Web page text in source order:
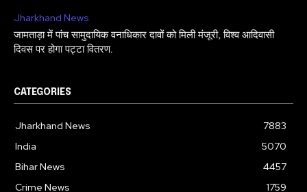
Jharkhand News
जामताड़ा में पांच सामुदायिक वनाधिकार दावों को मिली मंजूरी, विश्व आदिवासी
दिवस पर होगा पट्टा वितरण.
CATEGORIES
Jharkhand News
7883
India
5070
Bihar News
4457
Crime News
1759